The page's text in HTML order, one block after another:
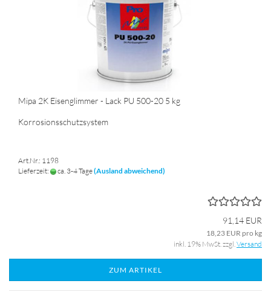
Mipa 2K Eisenglimmer - Lack PU 500-20 5 kg
Korrosionsschutzsystem
Art.Nr.: 1198
Lieferzeit:
ca. 3-4 Tage(Ausland abweichend)
91,14 EUR
18,23 EUR pro kg
inkl. 19% MwSt. zzgl.Versand
ZUM ARTIKEL